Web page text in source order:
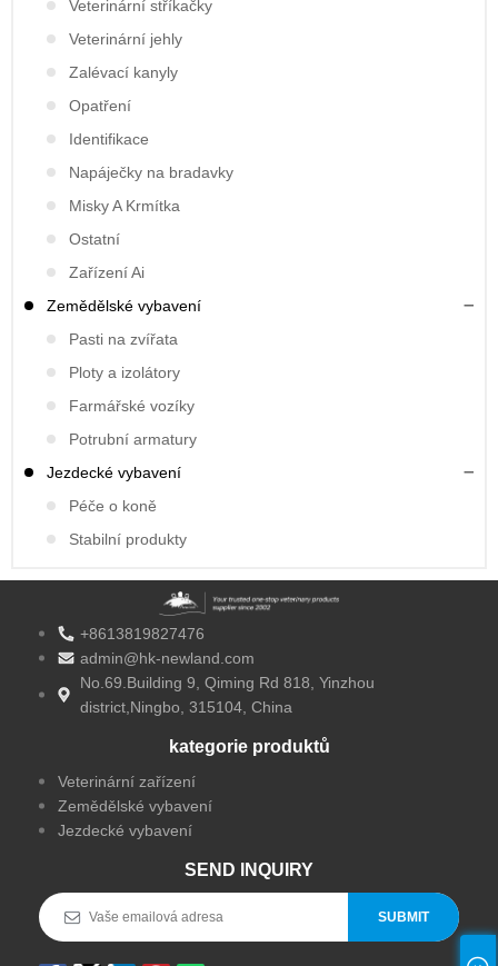
Veterinární stříkačky
Veterinární jehly
Zalévací kanyly
Opatření
Identifikace
Napáječky na bradavky
Misky A Krmítka
Ostatní
Zařízení Ai
Zemědělské vybavení
Pasti na zvířata
Ploty a izolátory
Farmářské vozíky
Potrubní armatury
Jezdecké vybavení
Péče o koně
Stabilní produkty
+8613819827476
admin@hk-newland.com
No.69.Building 9, Qiming Rd 818, Yinzhou
district,Ningbo, 315104, China
kategorie produktů
Veterinární zařízení
Zemědělské vybavení
Jezdecké vybavení
SEND INQUIRY
SUBMIT